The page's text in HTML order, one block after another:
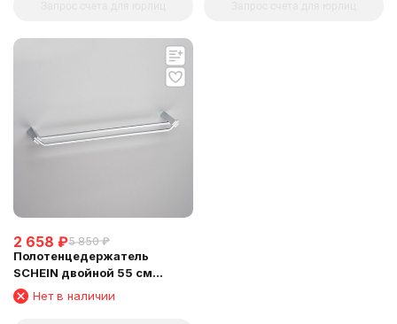
2 658 ₽5 850 ₽
Полотенцедержатель
SCHEIN двойной 55 см
(12822)Нет в наличии